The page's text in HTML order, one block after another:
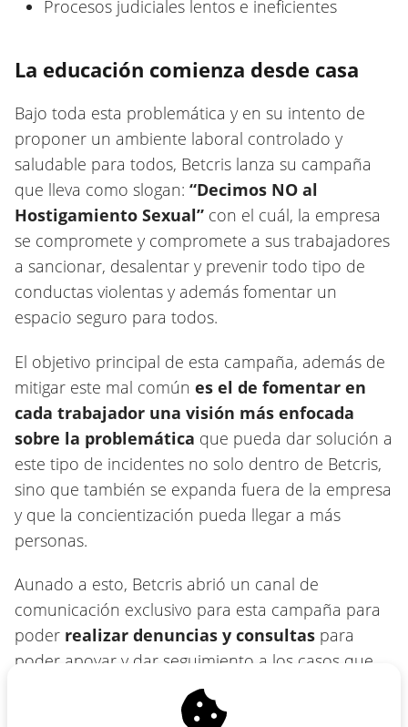
Procesos judiciales lentos e ineficientes
La educación comienza desde casa
Bajo toda esta problemática y en su intento de
proponer un ambiente laboral controlado y
saludable para todos, Betcris lanza su campaña
que lleva como slogan: “Decimos NO al
Hostigamiento Sexual” con el cuál, la empresa
se compromete y compromete a sus trabajadores
a sancionar, desalentar y prevenir todo tipo de
conductas violentas y además fomentar un
espacio seguro para todos.
El objetivo principal de esta campaña, además de
mitigar este mal común es el de fomentar en
cada trabajador una visión más enfocada
sobre la problemática que pueda dar solución a
este tipo de incidentes no solo dentro de Betcris,
sino que también se expanda fuera de la empresa
y que la concientización pueda llegar a más
personas.
Aunado a esto, Betcris abrió un canal de
comunicación exclusivo para esta campaña para
poder realizar denuncias y consultas para
poder apoyar y dar seguimiento a los casos que